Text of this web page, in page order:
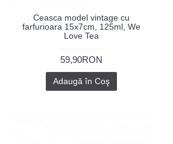
Ceasca model vintage cu
farfurioara 15x7cm, 125ml, We
Love Tea
59,90RON
Adaugă în Coş